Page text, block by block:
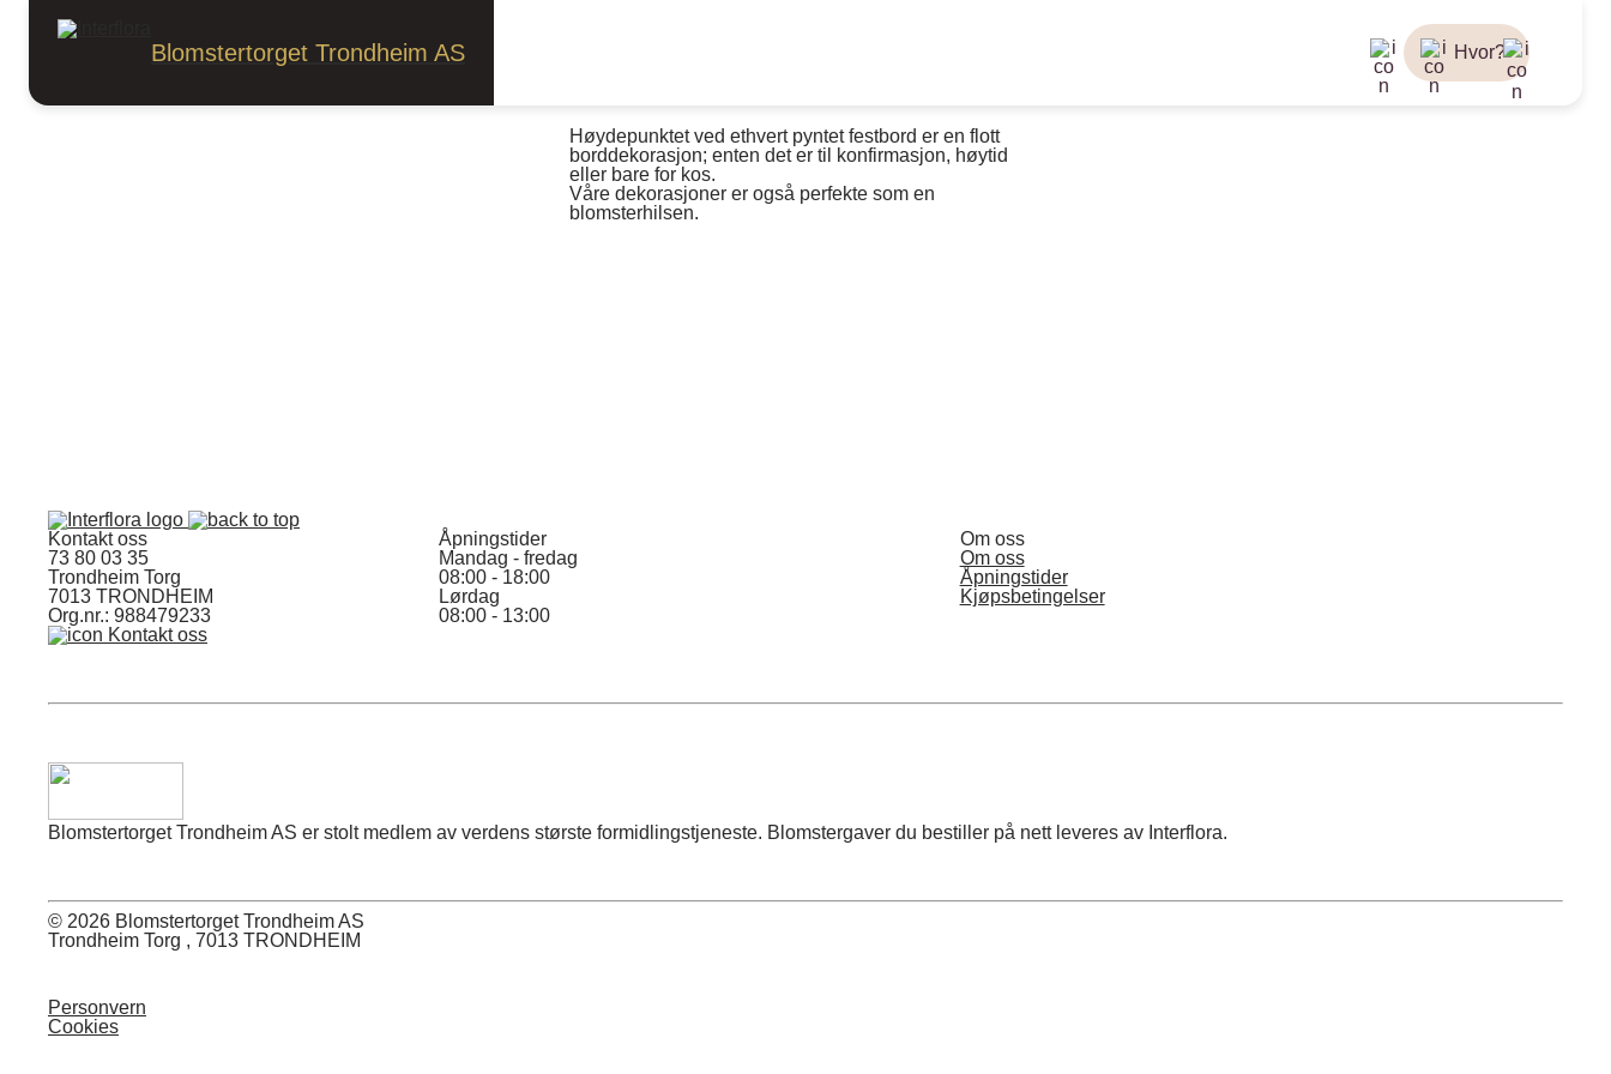
Blomstertorget Trondheim AS Hvor?
Dekorasjoner
Dekorasjoner
Høydepunktet ved ethvert pyntet festbord er en flott
borddekorasjon; enten det er til konfirmasjon, høytid
eller bare for kos.
Våre dekorasjoner er også perfekte som en
blomsterhilsen.
Kontakt oss
73 80 03 35
Trondheim Torg
7013 TRONDHEIM
Org.nr.: 988479233
Kontakt oss
Åpningstider
Mandag - fredag
08:00 - 18:00
Lørdag
08:00 - 13:00
Om oss
Om oss
Åpningstider
Kjøpsbetingelser
Blomstertorget Trondheim AS er stolt medlem av verdens største formidlingstjeneste. Blomstergaver du bestiller på nett leveres av Interflora.
© 2026 Blomstertorget Trondheim AS
Trondheim Torg , 7013 TRONDHEIM
Personvern
Cookies